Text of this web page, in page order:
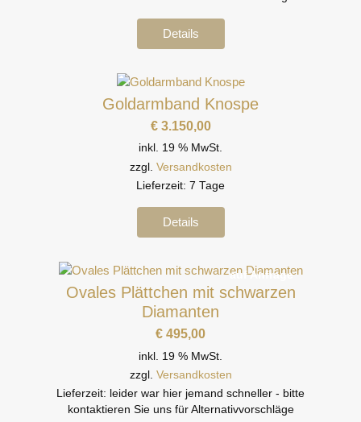
Details
Goldarmband Knospe
€3.150,00
inkl. 19 % MwSt.
zzgl. Versandkosten
Lieferzeit: 7 Tage
Details
auf Anfrage
Ovales Plättchen mit schwarzen
Diamanten
€ 495,00
inkl. 19 % MwSt.
zzgl. Versandkosten
Lieferzeit: leider war hier jemand schneller - bitte
kontaktieren Sie uns für Alternativvorschläge